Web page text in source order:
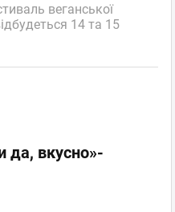
веганської
14 та 15
да, вкусно»-